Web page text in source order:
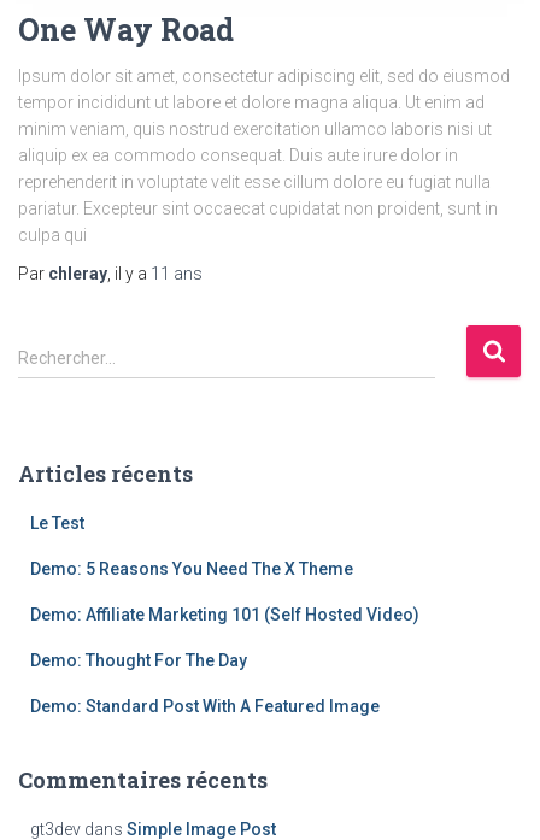
One Way Road
Ipsum dolor sit amet, consectetur adipiscing elit, sed do eiusmod
tempor incididunt ut labore et dolore magna aliqua. Ut enim ad
minim veniam, quis nostrud exercitation ullamco laboris nisi ut
aliquip ex ea commodo consequat. Duis aute irure dolor in
reprehenderit in voluptate velit esse cillum dolore eu fugiat nulla
pariatur. Excepteur sint occaecat cupidatat non proident, sunt in
culpa qui
Par chleray , il y a 11 ans
R
e
r
Rechercher…
Articles récents
Le Test
Demo: 5 Reasons You Need The X Theme
Demo: Affiliate Marketing 101 (Self Hosted Video)
Demo: Thought For The Day
Demo: Standard Post With A Featured Image
Commentaires récents
gt3dev dans Simple Image Post